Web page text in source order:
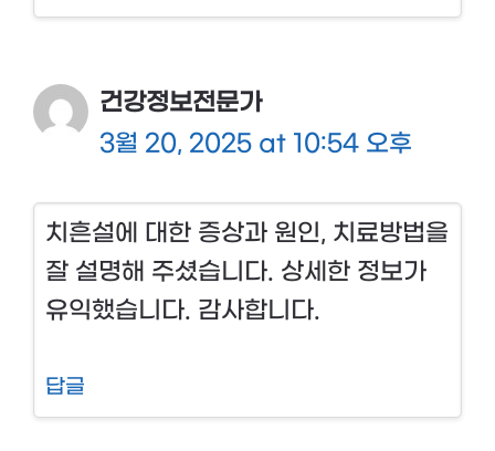
건강정보전문가
3월 20, 2025 at 10:54 오후
치흔설에 대한 증상과 원인, 치료방법을
잘 설명해 주셨습니다. 상세한 정보가
유익했습니다. 감사합니다.
답글